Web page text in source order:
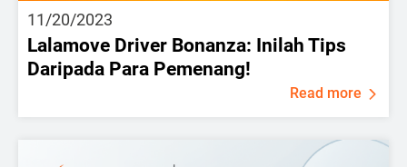
11/20/2023
Lalamove Driver Bonanza: Inilah Tips
Daripada Para Pemenang!
Read more